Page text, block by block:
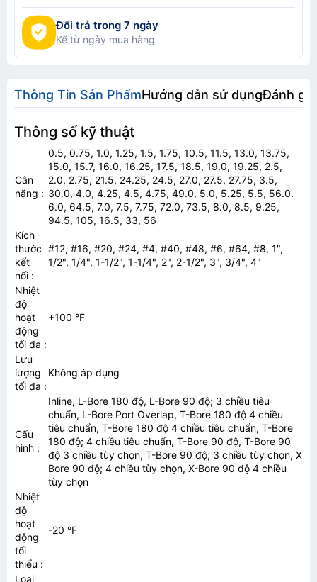
Đổi trả trong 7 ngày
Kể từ ngày mua hàng
Thông Tin Sản PhẩmHướng dẫn sử dụngĐánh
Thông số kỹ thuật
Cân
nặng :
0.5, 0.75, 1.0, 1.25, 1.5, 1.75, 10.5, 11.5, 13.0, 13.75,
15.0, 15.7, 16.0, 16.25, 17.5, 18.5, 19.0, 19.25, 2.5,
2.0, 2.75, 21.5, 24.25, 24.5, 27.0, 27.5, 27.75, 3.5,
30.0, 4.0, 4.25, 4.5, 4.75, 49.0, 5.0, 5.25, 5.5, 56.0.
6.0, 64.5, 7.0, 7.5, 7.75, 72.0, 73.5, 8.0, 8.5, 9.25,
94.5, 105, 16.5, 33, 56
Kích
thước
kết
nối :
#12, #16, #20, #24, #4, #40, #48, #6, #64, #8, 1",
1/2", 1/4", 1-1/2", 1-1/4", 2", 2-1/2", 3", 3/4", 4"
Nhiệt
độ
hoạt
động
tối đa :
+100 °F
Lưu
lượng
tối đa :
Không áp dụng
Cấu
hình :
Inline, L-Bore 180 độ, L-Bore 90 độ; 3 chiều tiêu
chuẩn, L-Bore Port Overlap, T-Bore 180 độ 4 chiều
tiêu chuẩn, T-Bore 180 độ 4 chiều tiêu chuẩn, T-Bore
180 độ; 4 chiều tiêu chuẩn, T-Bore 90 độ, T-Bore 90
độ 3 chiều tùy chọn, T-Bore 90 độ; 3 chiều tùy chọn, X
Bore 90 độ; 4 chiều tùy chọn, X-Bore 90 độ 4 chiều
tùy chọn
Nhiệt
độ
hoạt
động
tối
thiểu :
-20 °F
Loại